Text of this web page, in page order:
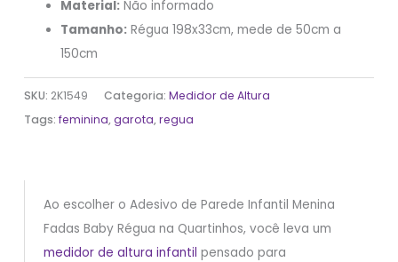
Material: Não informado
Tamanho: Régua 198x33cm, mede de 50cm a
150cm
SKU: 2K1549 Categoria:Medidor de Altura
Tags:feminina,garota,regua
Ao escolher o Adesivo de Parede Infantil Menina
Fadas Baby Régua na Quartinhos, você leva um
medidor de altura infantil pensado para